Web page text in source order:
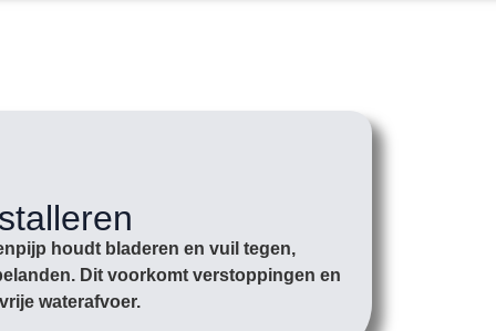
houdt bladeren en vuil tegen,
Dit voorkomt verstoppingen en
waterafvoer.